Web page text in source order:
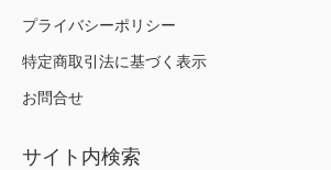
プライバシーポリシー
特定商取引法に基づく表示
お問合せ
サイト内検索